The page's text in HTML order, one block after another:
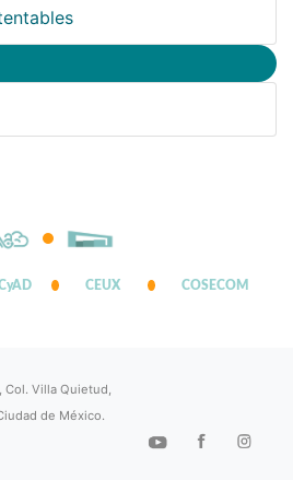
CEUX COSECOM
Col. Villa Quietud,
de México.